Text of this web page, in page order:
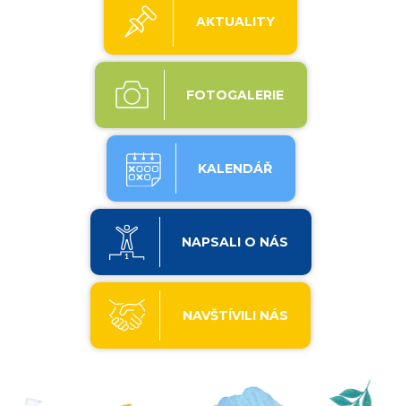
AKTUALITY
FOTOGALERIE
KALENDÁŘ
NAPSALI O NÁS
NAVŠTÍVILI NÁS